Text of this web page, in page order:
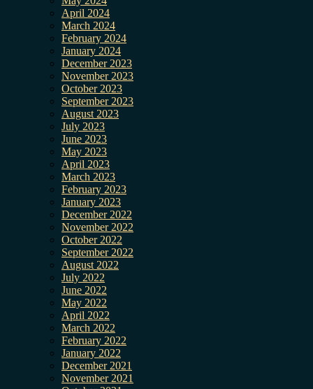
April 2024
March 2024
February 2024
January 2024
December 2023
November 2023
October 2023
September 2023
August 2023
July 2023
June 2023
May 2023
April 2023
March 2023
February 2023
January 2023
December 2022
November 2022
October 2022
September 2022
August 2022
July 2022
June 2022
May 2022
April 2022
March 2022
February 2022
January 2022
December 2021
November 2021